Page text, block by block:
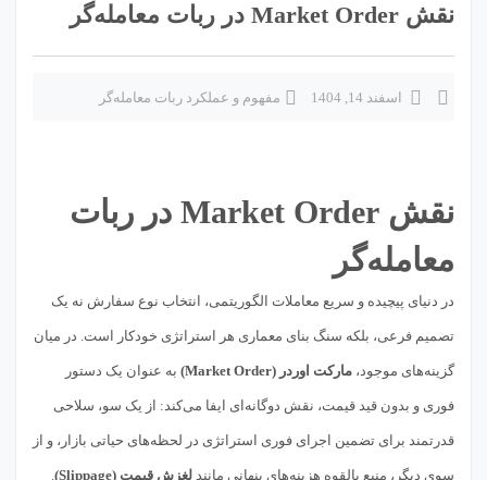
نقش Market Order در ربات معامله‌گر
اسفند 14, 1404 مفهوم و عملکرد ربات معامله‌گر
نقش Market Order در ربات
معامله‌گر
در دنیای پیچیده و سریع معاملات الگوریتمی، انتخاب نوع سفارش نه یک
تصمیم فرعی، بلکه سنگ بنای معماری هر استراتژی خودکار است. در میان
گزینه‌های موجود، مارکت اوردر (Market Order) به عنوان یک دستور
فوری و بدون قید قیمت، نقش دوگانه‌ای ایفا می‌کند: از یک سو، سلاحی
قدرتمند برای تضمین اجرای فوری استراتژی در لحظه‌های حیاتی بازار، و از
سوی دیگر، منبع بالقوه هزینه‌های پنهانی مانند لغزش قیمت (Slippage) .